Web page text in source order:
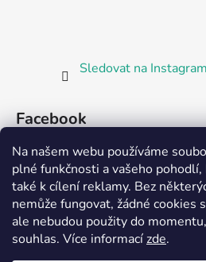
Na našem webu používáme
plné funkčnosti a vašeho
také k cílení reklamy. Bez
nemůže fungovat, žádné cookies
ale nebudou použity do
souhlas. Více informacízde.
Sledovat na
Facebook
Partnerská prodejna